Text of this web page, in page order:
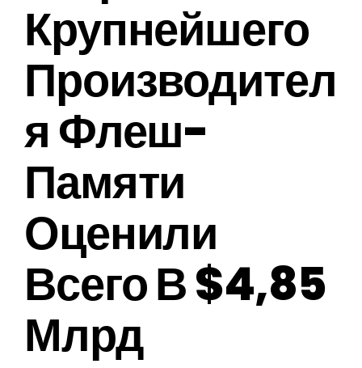
Крупнейшего
Производител
Я Флеш-
Памяти
Оценили
Всего В $4,85
Млрд